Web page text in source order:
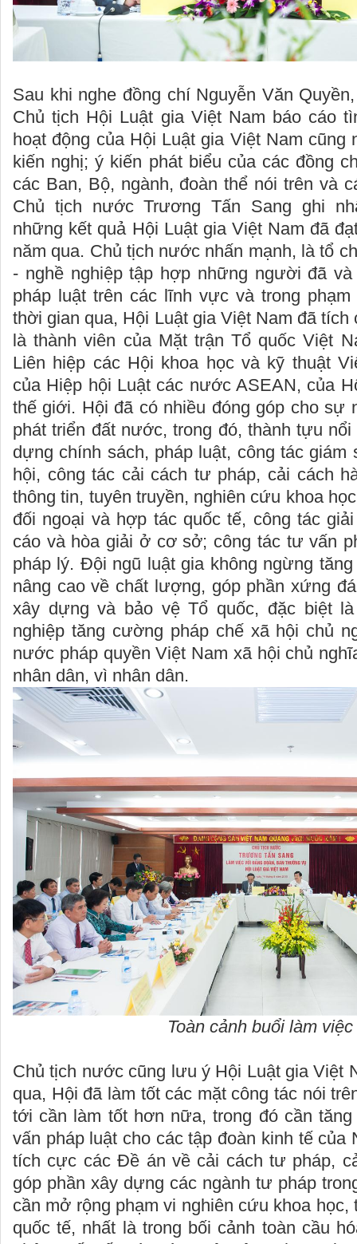
Sau khi nghe đồng chí Nguyễn Văn
Chủ tịch Hội Luật gia Việt Nam báo cáo
hoạt động của Hội Luật gia Việt Nam cũng
kiến nghị; ý kiến phát biểu của các đồng
các Ban, Bộ, ngành, đoàn thể nói trên và
Chủ tịch nước Trương Tấn Sang ghi
những kết quả Hội Luật gia Việt Nam đã
năm qua. Chủ tịch nước nhấn mạnh, là tổ
- nghề nghiệp tập hợp những người đã
pháp luật trên các lĩnh vực và trong
thời gian qua, Hội Luật gia Việt Nam đã
là thành viên của Mặt trận Tổ quốc Việt
Liên hiệp các Hội khoa học và kỹ thuật
của Hiệp hội Luật các nước ASEAN, của
thế giới. Hội đã có nhiều đóng góp cho sự
phát triển đất nước, trong đó, thành tựu
dựng chính sách, pháp luật, công tác giám
hội, công tác cải cách tư pháp, cải cách
thông tin, tuyên truyền, nghiên cứu khoa
đối ngoại và hợp tác quốc tế, công tác
cáo và hòa giải ở cơ sở; công tác tư vấn
pháp lý. Đội ngũ luật gia không ngừng
nâng cao về chất lượng, góp phần xứng
xây dựng và bảo vệ Tổ quốc, đặc biệt
nghiệp tăng cường pháp chế xã hội chủ
nước pháp quyền Việt Nam xã hội chủ
nhân dân, vì nhân dân.
Toàn cảnh buổi làm việc
Chủ tịch nước cũng lưu ý Hội Luật gia Việt
qua, Hội đã làm tốt các mặt công tác nói
tới cần làm tốt hơn nữa, trong đó cần
vấn pháp luật cho các tập đoàn kinh tế của
tích cực các Đề án về cải cách tư pháp,
góp phần xây dựng các ngành tư pháp
cần mở rộng phạm vi nghiên cứu khoa
quốc tế, nhất là trong bối cảnh toàn cầu